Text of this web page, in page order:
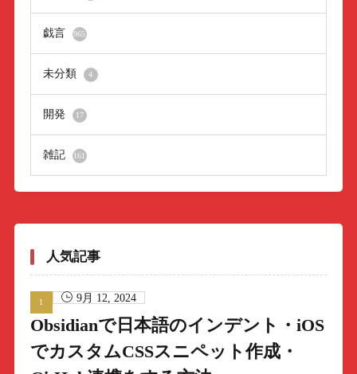
戯言 965
未分類 4
開発 17
雑記 161
人気記事
9月 12, 2024
Obsidianで日本語のインデント・iOS
でカスタムCSSスニペット作成・